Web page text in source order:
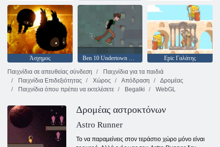
Άσχημος Ben 10 Undertown Runner
Epic Γαλάτης
Παιχνίδια σε απευθείας σύνδεση
Παιχνίδια για τα παιδιά
Παιχνίδια Επιδεξιότητας
Χώρος Απόδραση
Δρομέας
Παιχνίδια όπου πρέπει να εκτελέσετε
Begalki WebGL
Δρομέας αστροκτόνων
Astro Runner
Το να παραμείνεις στον τεράστιο χώρο μόνο είναι